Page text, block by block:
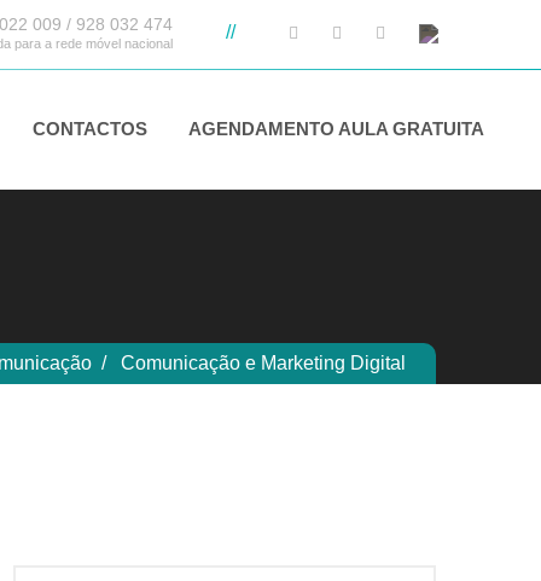
009 / 928 032 474
para a rede móvel nacional
//
CONTACTOS AGENDAMENTO AULA GRATUITA
Comunicação e Marketing Digital